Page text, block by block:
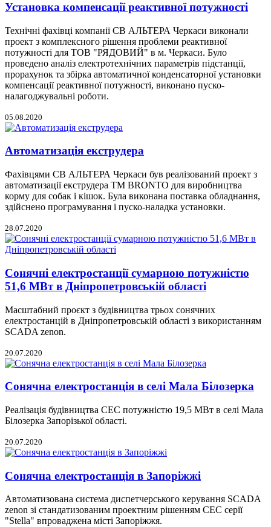
Установка компенсації реактивної потужності
Технічні фахівці компанії СВ АЛЬТЕРА Черкаси виконали
проект з комплексного рішення проблеми реактивної
потужності для ТОВ "РЯДОВИЙ" в м. Черкаси. Було
проведено аналіз електротехнічних параметрів підстанції,
прорахунок та збірка автоматичної конденсаторної установки
компенсації реактивної потужності, виконано пуско-
налагоджувальні роботи.
05.08.2020
Автоматизація екструдера
Фахівцями СВ АЛЬТЕРА Черкаси був реалізований проект з
автоматизації екструдера ТМ BRONTO для виробництва
корму для собак і кішок. Була виконана поставка обладнання,
здійснено програмування і пуско-наладка установки.
28.07.2020
Сонячні електростанції сумарною потужністю
51,6 МВт в Дніпропетровській області
Масштабний проєкт з будівництва трьох сонячних
електростанцій в Дніпропетровській області з використанням
SCADA zenon.
20.07.2020
Сонячна електростанція в селі Мала Білозерка
Реалізація будівництва СЕС потужністю 19,5 МВт в селі Мала
Білозерка Запорізької області.
20.07.2020
Сонячна електростанція в Запоріжжі
Автоматизована система диспетчерського керування SCADA
zenon зі стандатизованим проектним рішенням СЕС серії
"Stella" впроваджена місті Запоріжжя.